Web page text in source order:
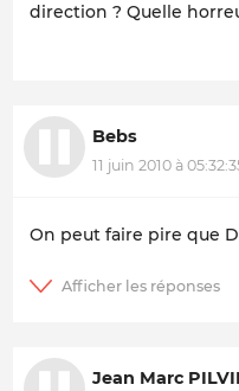
direction ? Quelle
Bebs
11 juin 2010 à
On peut faire pire que
Jean Marc